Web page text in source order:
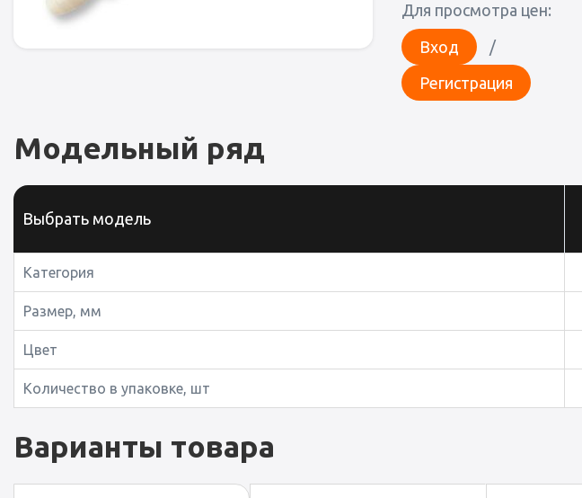
Для просмотра цен:
Вход
/
Регистрация
Модельный ряд
Выбрать модель
Категория
Размер, мм
Цвет
Количество в упаковке, шт
Варианты товара